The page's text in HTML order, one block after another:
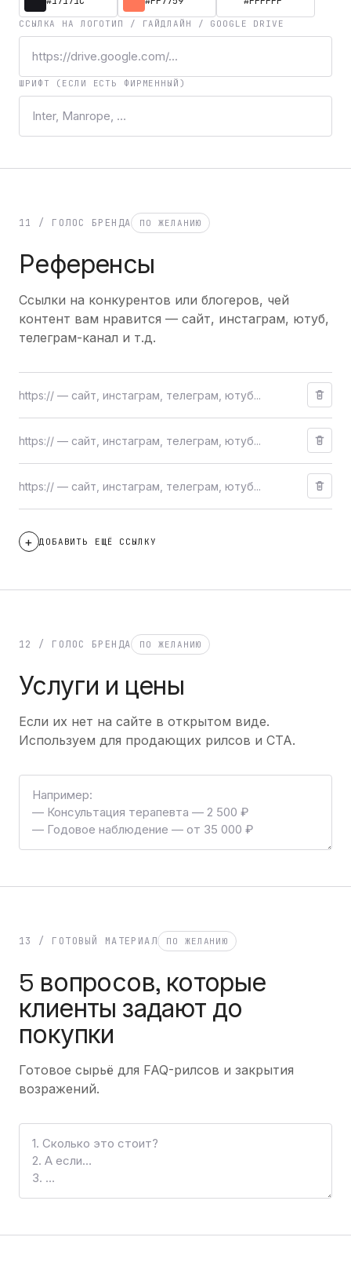
ССЫЛКА НА ЛОГОТИП / ГАЙДЛАЙН / GOOGLE DRIVE
ШРИФТ (ЕСЛИ ЕСТЬ ФИРМЕННЫЙ)
11 / ГОЛОС БРЕНДА ПО ЖЕЛАНИЮ
Референсы
Ссылки на конкурентов или блогеров, чей
контент вам нравится — сайт, инстаграм, ютуб,
телеграм-канал и т.д.
ДОБАВИТЬ ЕЩЁ ССЫЛКУ
12 / ГОЛОС БРЕНДА ПО ЖЕЛАНИЮ
Услуги и цены
Если их нет на сайте в открытом виде.
Используем для продающих рилсов и CTA.
13 / ГОТОВЫЙ МАТЕРИАЛ ПО ЖЕЛАНИЮ
5 вопросов, которые
клиенты задают до
покупки
Готовое сырьё для FAQ-рилсов и закрытия
возражений.